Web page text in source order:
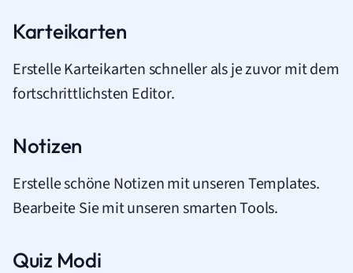
Karteikarten
Erstelle Karteikarten schneller als je zuvor mit dem
fortschrittlichsten Editor.
Notizen
Erstelle schöne Notizen mit unseren Templates.
Bearbeite Sie mit unseren smarten Tools.
Quiz Modi